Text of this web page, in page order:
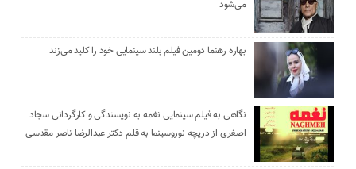
می‌شود
بهاره رهنما دومین فیلم بلند سینمایی خود را کلید می‌زند
نگاهی به فیلم سینمایی نغمه به نویسندگی و کارگردانی سجاد
اصغری از دریچه نوروسینما به قلم دکتر عبدالرضا ناصر مقدسی